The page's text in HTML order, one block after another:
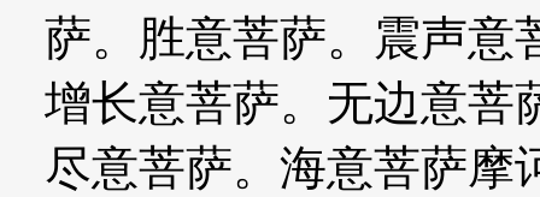
萨。胜意菩萨。震声意
增长意菩萨。无边意菩
尽意菩萨。海意菩萨摩